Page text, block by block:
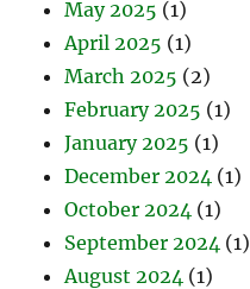
May 2025 (1)
April 2025 (1)
March 2025 (2)
February 2025 (1)
January 2025 (1)
December 2024 (1)
October 2024 (1)
September 2024 (1)
August 2024 (1)